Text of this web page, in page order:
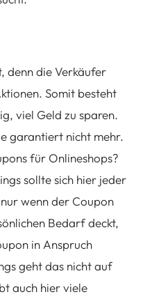
denn die Verkäufer
Somit besteht
viel Geld zu sparen.
garantiert nicht mehr.
für Onlineshops?
sollte sich hier jeder
wenn der Coupon
Bedarf deckt,
in Anspruch
geht das nicht auf
auch hier viele